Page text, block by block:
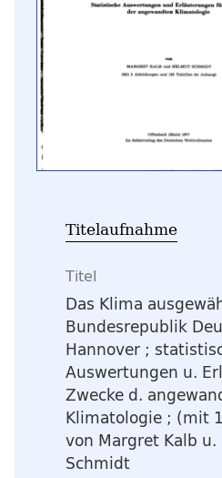
Titelaufnahme
Titel
Das Klima
Bundesrepublik
Hannover ;
Auswertungen u.
Zwecke d.
Klimatologie ; (mit
von Margret Kalb
Schmidt